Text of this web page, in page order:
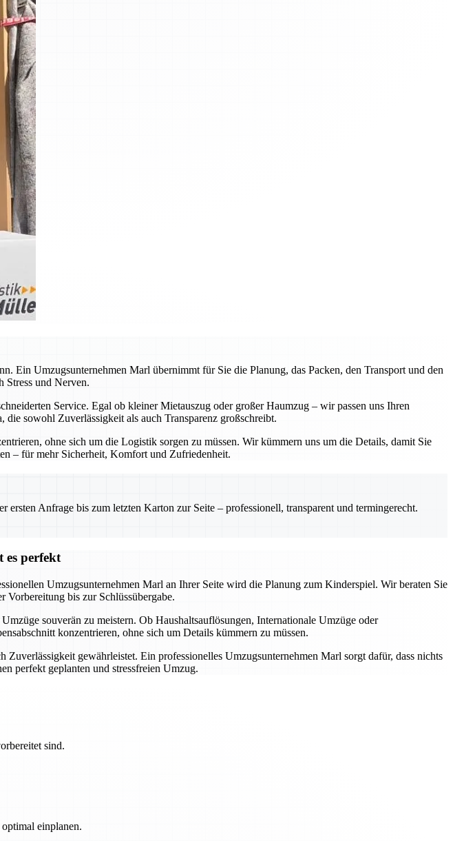
Ein Umzugsunternehmen Marl übernimmt für Sie die Planung, das Packen, den Transport und den
Stress und Nerven.
Service. Egal ob kleiner Mietauszug oder großer Haumzug – wir passen uns Ihren
sowohl Zuverlässigkeit als auch Transparenz großschreibt.
ohne sich um die Logistik sorgen zu müssen. Wir kümmern uns um die Details, damit Sie
– für mehr Sicherheit, Komfort und Zufriedenheit.
ersten Anfrage bis zum letzten Karton zur Seite – professionell, transparent und termingerecht.
es perfekt
Umzugsunternehmen Marl an Ihrer Seite wird die Planung zum Kinderspiel. Wir beraten Sie
bis zur Schlüssübergabe.
souverän zu meistern. Ob Haushaltsauflösungen, Internationale Umzüge oder
konzentrieren, ohne sich um Details kümmern zu müssen.
gewährleistet. Ein professionelles Umzugsunternehmen Marl sorgt dafür, dass nichts
perfekt geplanten und stressfreien Umzug.
sind.
einplanen.